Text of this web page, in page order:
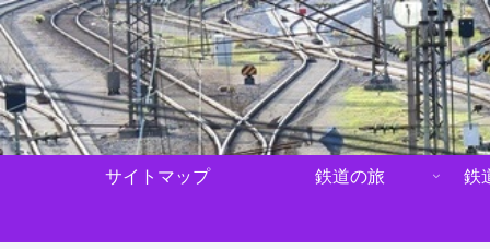
サイトマップ 鉄道の旅 鉄